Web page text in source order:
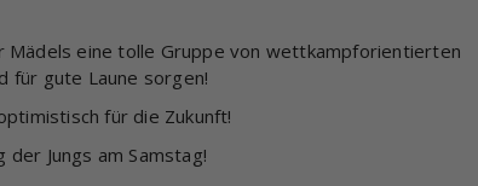
Mädels eine tolle Gruppe von wettkampforientierten
für gute Laune sorgen!
für die Zukunft!
Jungs am Samstag!